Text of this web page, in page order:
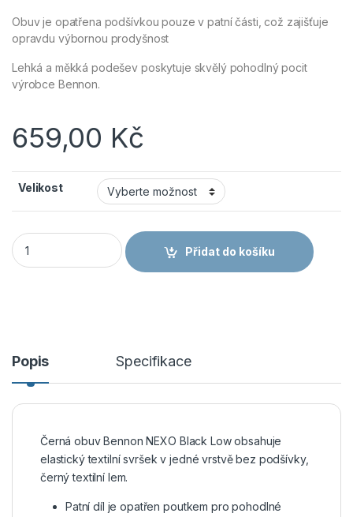
Obuv je opatřena podšívkou pouze v patní části, což zajišťuje
opravdu výbornou prodyšnost
Lehká a měkká podešev poskytuje skvělý pohodlný pocit
výrobce Bennon.
659,00 Kč
Velikost
Obuv Bennon NEXO Black Low množství
Přidat do košíku
Popis Specifikace
Černá obuv Bennon NEXO Black Low obsahuje
elastický textilní svršek v jedné vrstvě bez podšívky,
černý textilní lem.
Patní díl je opatřen poutkem pro pohodlné